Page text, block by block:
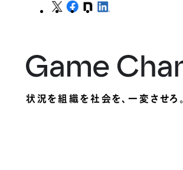
状況を組織を社会を、一変させろ。